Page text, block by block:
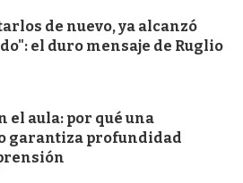
de nuevo, ya alcanzó
el duro mensaje de Ruglio
el aula: por qué una
garantiza profundidad